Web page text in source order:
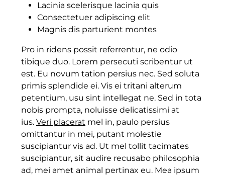
Lacinia scelerisque lacinia quis
Consectetuer adipiscing elit
Magnis dis parturient montes
Pro in ridens possit referrentur, ne odio
tibique duo. Lorem persecuti scribentur ut
est. Eu novum tation persius nec. Sed soluta
primis splendide ei. Vis ei tritani alterum
petentium, usu sint intellegat ne. Sed in tota
nobis prompta, noluisse delicatissimi at
ius. Veri placerat mel in, paulo persius
omittantur in mei, putant molestie
suscipiantur vis ad. Ut mel tollit tacimates
suscipiantur, sit audire recusabo philosophia
ad, mei amet animal pertinax eu. Mea ipsum